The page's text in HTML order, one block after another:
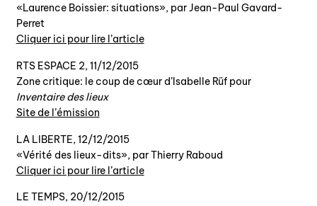
«Laurence Boissier: situations», par Jean-Paul Gavard-
Perret
Cliquer ici pour lire l’article
RTS ESPACE 2, 11/12/2015
Zone critique: le coup de cœur d’Isabelle Rüf pour
Inventaire des lieux
Site de l’émission
LA LIBERTE, 12/12/2015
«Vérité des lieux-dits», par Thierry Raboud
Cliquer ici pour lire l’article
LE TEMPS, 20/12/2015